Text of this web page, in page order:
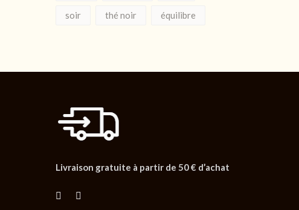
soir thé noir équilibre
Livraison gratuite à partir de 50 € d’achat